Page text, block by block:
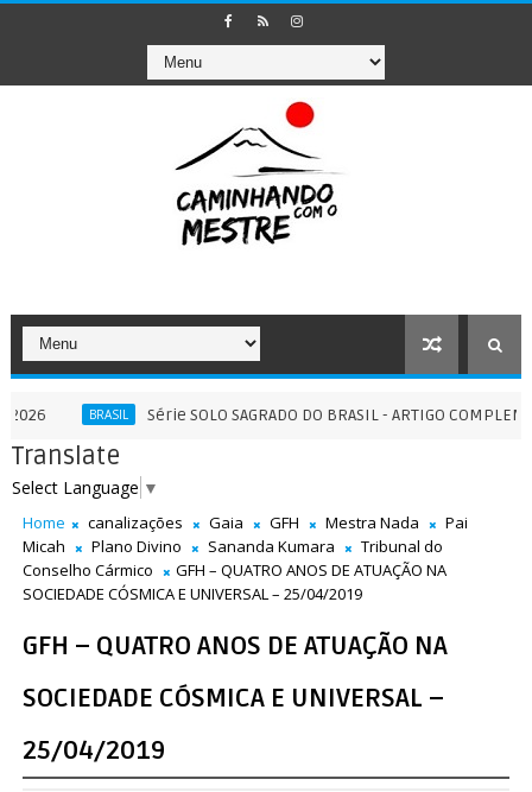
BRASIL Série SOLO SAGRADO DO BRASIL - ARTIGO COMPLEMENTAR
Translate
Select Language ▼
Home canalizações Gaia GFH Mestra Nada
Pai
Micah
Plano Divino Sananda Kumara
Tribunal do
Conselho Cármico
GFH – QUATRO ANOS DE ATUAÇÃO NA
SOCIEDADE CÓSMICA E UNIVERSAL – 25/04/2019
GFH – QUATRO ANOS DE ATUAÇÃO NA
SOCIEDADE CÓSMICA E UNIVERSAL –
25/04/2019